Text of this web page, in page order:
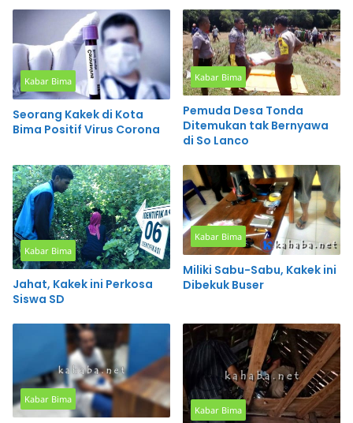
Kabar Bima
Seorang Kakek di Kota
Bima Positif Virus Corona
Kabar Bima
Pemuda Desa Tonda
Ditemukan tak Bernyawa
di So Lanco
Kabar Bima
Jahat, Kakek ini Perkosa
Siswa SD
Kabar Bima
Miliki Sabu-Sabu, Kakek ini
Dibekuk Buser
Kabar Bima
Kabar Bima